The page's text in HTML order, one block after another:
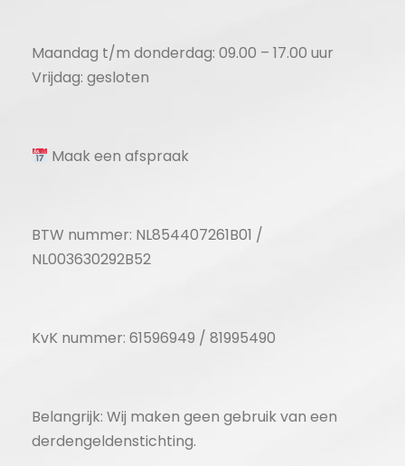
Maandag t/m donderdag: 09.00 – 17.00 uur
Vrijdag: gesloten
Maak een afspraak
BTW nummer: NL854407261B01 /
NL003630292B52
KvK nummer: 61596949 / 81995490
Belangrijk: Wij maken geen gebruik van een
derdengeldenstichting.